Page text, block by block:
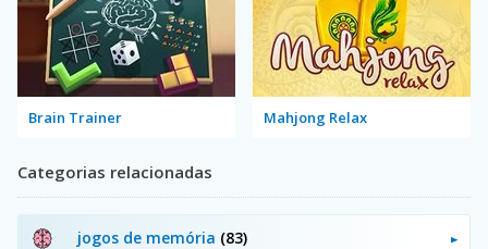
Brain Trainer Mahjong Relax
Categorias relacionadas
jogos de memória (83)